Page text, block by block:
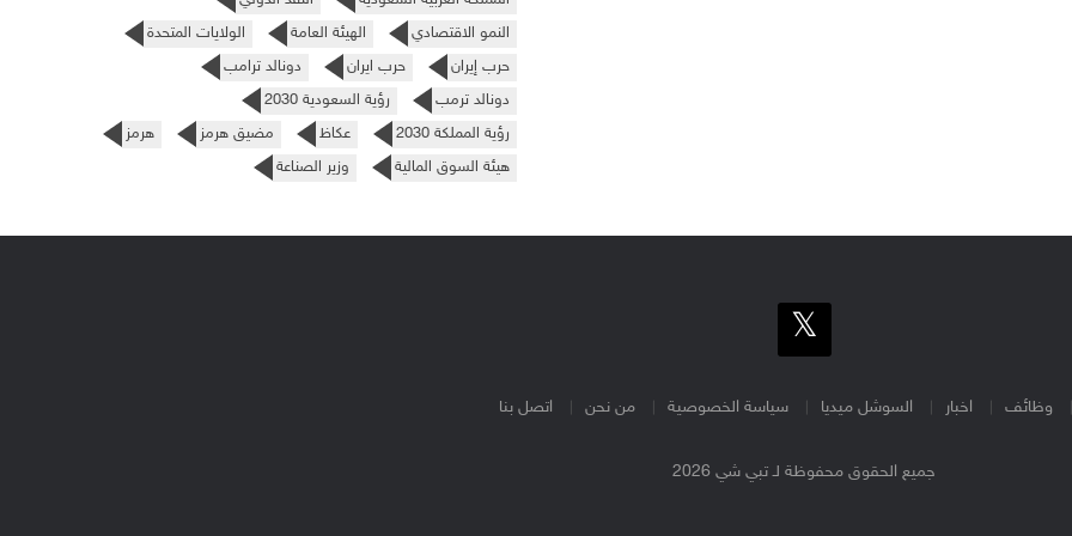
النمو الاقتصادي
الهيئة العامة
الولايات المتحدة
حرب إيران
حرب ايران
دونالد ترامب
دونالد ترمب
رؤية السعودية 2030
رؤية المملكة 2030
عكاظ مضيق هرمز
هرمز
هيئة السوق المالية
وزير الصناعة
وظائف اخبار السوشل ميديا سياسة الخصوصية من نحن اتصل بنا
جميع الحقوق محفوظة لـ تبي شي 2026